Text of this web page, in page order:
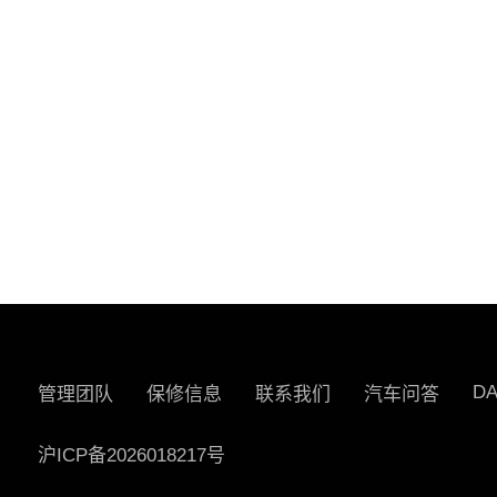
管理团队 保修信息 联系我们 汽车问答
沪ICP备2026018217号